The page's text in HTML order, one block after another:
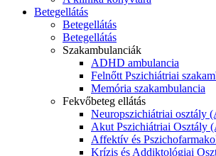
Betegellátás
Betegellátás
Betegellátás
Szakambulanciák
ADHD ambulancia
Felnőtt Pszichiátriai
Memória szakambulancia
Fekvőbeteg ellátás
Neuropszichiátriai osztály
Akut Pszichiátriai Osztály
Affektív és
Krízis és Addiktológiai